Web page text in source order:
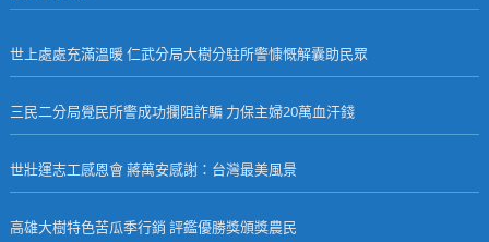
世上處處充滿溫暖 仁武分局大樹分駐所警慷慨解囊助民眾
三民二分局覺民所警成功攔阻詐騙 力保主婦20萬血汗錢
世壯運志工感恩會 蔣萬安感謝：台灣最美風景
高雄大樹特色苦瓜季行銷 評鑑優勝獎頒獎農民